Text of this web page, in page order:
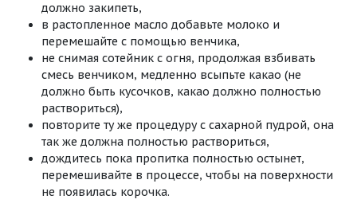
должно закипеть,
в растопленное масло добавьте молоко и
перемешайте с помощью венчика,
не снимая сотейник с огня, продолжая взбивать
смесь венчиком, медленно всыпьте какао (не
должно быть кусочков, какао должно полностью
раствориться),
повторите ту же процедуру с сахарной пудрой, она
так же должна полностью раствориться,
дождитесь пока пропитка полностью остынет,
перемешивайте в процессе, чтобы на поверхности
не появилась корочка.